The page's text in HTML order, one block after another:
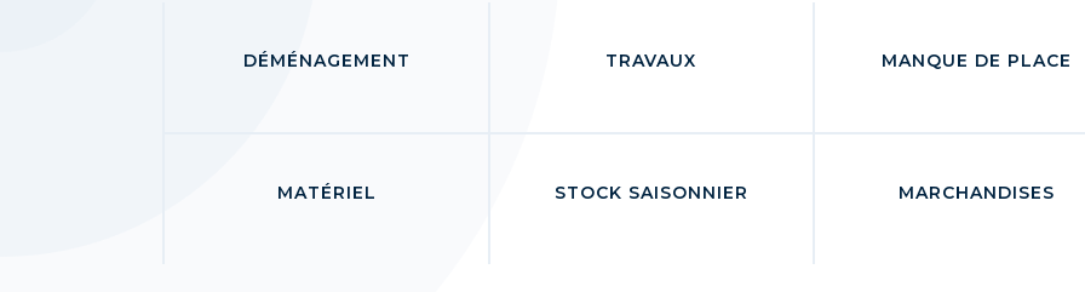
DÉMÉNAGEMENT TRAVAUX MANQUE DE PLACE
MATÉRIEL STOCK SAISONNIER MARCHANDISES